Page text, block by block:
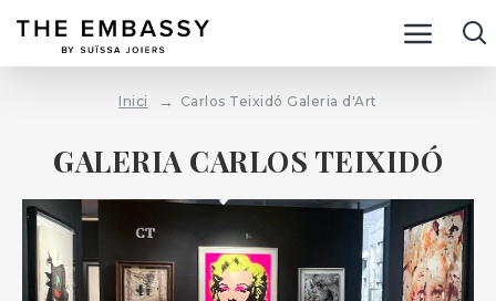
Inici Carlos Teixidó Galeria d'Art
GALERIA CARLOS TEIXIDÓ